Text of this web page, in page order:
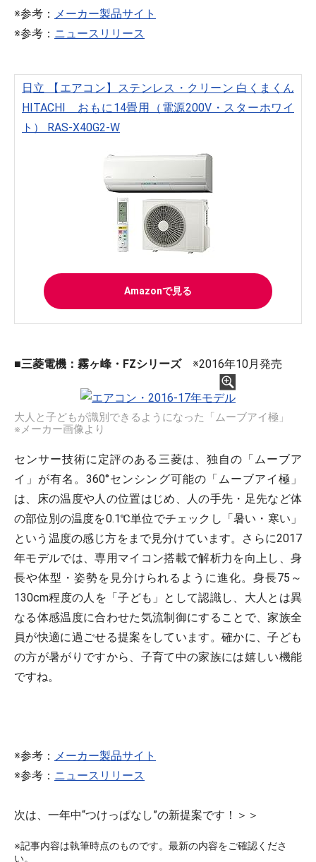
※参考： メーカー製品サイト
※参考： ニュースリリース
日立 【エアコン】ステンレス・クリーン 白くまくん
HITACHI おもに14畳用（電源200V・スターホワイ
ト） RAS-X40G2-W
Amazonで見る
■三菱電機：霧ヶ峰・FZシリーズ※2016年10月発売
大人と子どもが識別できるようになった「ムーブアイ極」
※メーカー画像より
センサー技術に定評のある三菱は、独自の「ムーブア
イ」が有名。360°センシング可能の「ムーブアイ極」
は、床の温度や人の位置はじめ、人の手先・足先など体
の部位別の温度を0.1℃単位でチェックし「暑い・寒い」
という温度の感じ方をまで見分けています。さらに2017
年モデルでは、専用マイコン搭載で解析力を向上し、身
長や体型・姿勢を見分けられるように進化。身長75～
130cm程度の人を「子ども」として認識し、大人とは異
なる体感温度に合わせた気流制御にすることで、家族全
員が快適に過ごせる提案をしています。確かに、子ども
の方が暑がりですから、子育て中の家族には嬉しい機能
ですね。
※参考： メーカー製品サイト
※参考： ニュースリリース
次は、一年中“つけっぱなし”の新提案です！＞＞
※記事内容は執筆時点のものです。最新の内容をご確認くださ
い。